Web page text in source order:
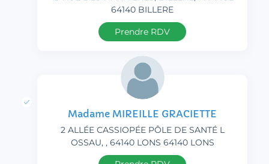
64140 BILLERE
Prendre RDV
Madame MIREILLE GRACIETTE
2 ALLÉE CASSIOPÉE PÔLE DE SANTÉ L
OSSAU, , 64140 LONS 64140 LONS